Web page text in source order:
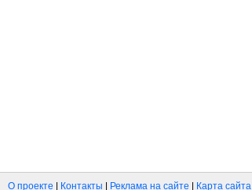
О проекте Контакты Реклама на сайте Карта сайта